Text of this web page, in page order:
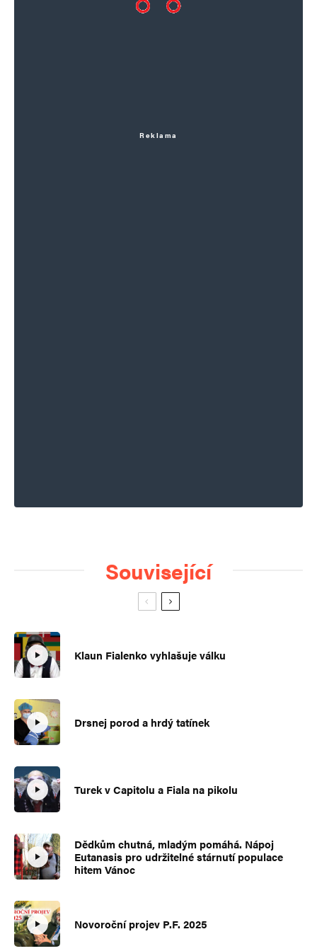
Reklama
Související
Klaun Fialenko vyhlašuje válku
Drsnej porod a hrdý tatínek
Turek v Capitolu a Fiala na pikolu
Dědkům chutná, mladým pomáhá. Nápoj
Eutanasis pro udržitelné stárnutí populace
hitem Vánoc
Novoroční projev P.F. 2025